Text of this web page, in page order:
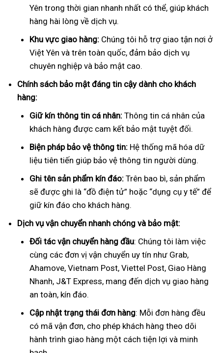
Yên trong thời gian nhanh nhất có thể, giúp khách
hàng hài lòng về dịch vụ.
Khu vực giao hàng: Chúng tôi hỗ trợ giao tận nơi ở
Việt Yên và trên toàn quốc, đảm bảo dịch vụ
chuyên nghiệp và bảo mật cao.
Chính sách bảo mật đáng tin cậy dành cho khách
hàng:
Giữ kín thông tin cá nhân: Thông tin cá nhân của
khách hàng được cam kết bảo mật tuyệt đối.
Biện pháp bảo vệ thông tin: Hệ thống mã hóa dữ
liệu tiên tiến giúp bảo vệ thông tin người dùng.
Ghi tên sản phẩm kín đáo: Trên bao bì, sản phẩm
sẽ được ghi là “đồ điện tử” hoặc “dụng cụ y tế” để
giữ kín đáo cho khách hàng.
Dịch vụ vận chuyển nhanh chóng và bảo mật:
Đối tác vận chuyển hàng đầu: Chúng tôi làm việc
cùng các đơn vị vận chuyển uy tín như Grab,
Ahamove, Vietnam Post, Viettel Post, Giao Hàng
Nhanh, J&T Express, mang đến dịch vụ giao hàng
an toàn, kín đáo.
Cập nhật trạng thái đơn hàng: Mỗi đơn hàng đều
có mã vận đơn, cho phép khách hàng theo dõi
hành trình giao hàng một cách tiện lợi và minh